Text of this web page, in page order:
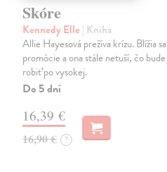
Skóre
Kennedy Elle | Kniha
Allie Hayesová prežíva krízu. Blížia sa
promócie a ona stále netuší, čo bude
robiť po vysokej.
Do 5 dní
16,39 €
16,90 € ?